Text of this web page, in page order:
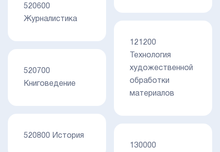
520600
Журналистика
520700
Книговедение
520800 История
121200
Технология
художественной
обработки
материалов
130000